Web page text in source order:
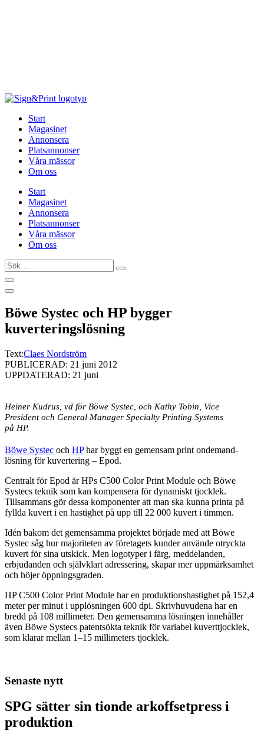
Start
Magasinet
Annonsera
Platsannonser
Våra mässor
Om oss
Start
Magasinet
Annonsera
Platsannonser
Våra mässor
Om oss
Sök
…
Böwe Systec och HP bygger
kuverteringslösning
Text:Claes Nordström
PUBLICERAD: 21 juni 2012
UPPDATERAD: 21 juni
Heiner Kudrus, vd för Böwe Systec, och Kathy Tobin, Vice
President och General Manager Specialty Printing Systems
på HP.
Böwe Systec och HPhar byggt en gemensam print ondemand-
lösning för kuvertering – Epod.
Centralt för Epod är HPs C500 Color Print Module och Böwe
Systecs teknik som kan kompensera för dynamiskt tjocklek.
Tillsammans gör dessa komponenter att man ska kunna printa på
fyllda kuvert i en hastighet på upp till 22 000 kuvert i timmen.
Idén bakom det gemensamma projektet började med att Böwe
Systec såg hur majoriteten av företagets kunder använde otryckta
kuvert för sina utskick. Men logotyper i färg, meddelanden,
erbjudanden och självklart adressering, skapar mer uppmärksamhet
och höjer öppningsgraden.
HP C500 Color Print Module har en produktionshastighet på 152,4
meter per minut i upplösningen 600 dpi. Skrivhuvudena har en
bredd på 108 millimeter. Den gemensamma lösningen innehåller
även Böwe Systecs patentsökta teknik för variabel kuverttjocklek,
som klarar mellan 1–15 millimeters tjocklek.
Senaste nytt
SPG sätter sin tionde arkoffsetpress i
produktion